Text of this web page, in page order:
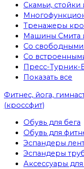
Скамьи, стойки
Тренажеры
Машины Смита
Со свободными
Со
Пресс-Турник-
Показать все
Фитнес, йога,
(кроссфит)
Обувь для бега
Обувь для
Эспандеры
Эспандеры
Аксессуары